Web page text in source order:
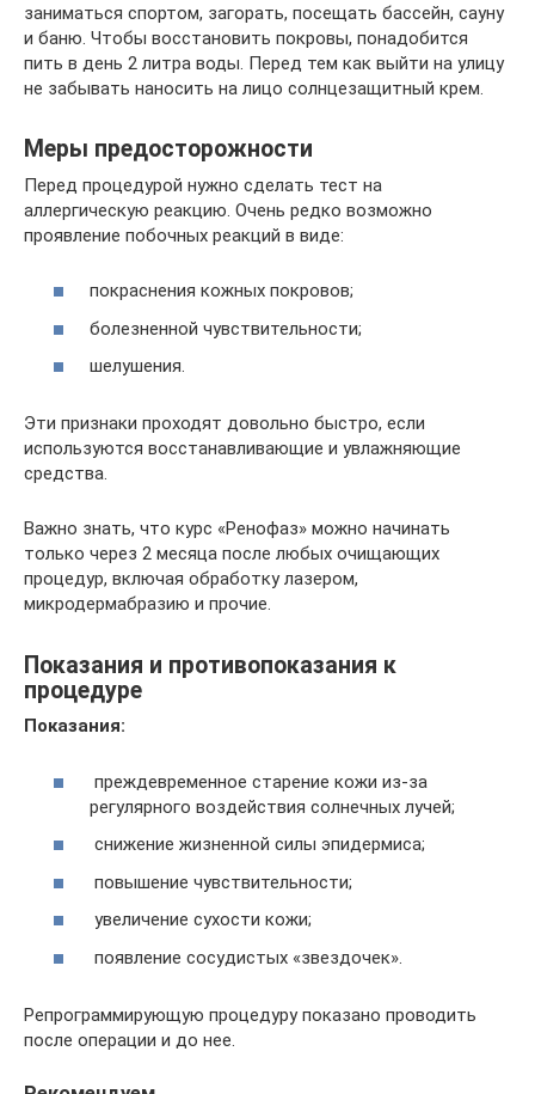
заниматься спортом, загорать, посещать бассейн, сауну
и баню. Чтобы восстановить покровы, понадобится
пить в день 2 литра воды. Перед тем как выйти на улицу
не забывать наносить на лицо солнцезащитный крем.
Меры предосторожности
Перед процедурой нужно сделать тест на
аллергическую реакцию. Очень редко возможно
проявление побочных реакций в виде:
покраснения кожных покровов;
болезненной чувствительности;
шелушения.
Эти признаки проходят довольно быстро, если
используются восстанавливающие и увлажняющие
средства.
Важно знать, что курс «Ренофаз» можно начинать
только через 2 месяца после любых очищающих
процедур, включая обработку лазером,
микродермабразию и прочие.
Показания и противопоказания к
процедуре
Показания:
преждевременное старение кожи из-за
регулярного воздействия солнечных лучей;
снижение жизненной силы эпидермиса;
повышение чувствительности;
увеличение сухости кожи;
появление сосудистых «звездочек».
Репрограммирующую процедуру показано проводить
после операции и до нее.